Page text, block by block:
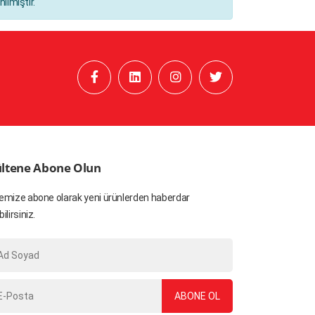
Abone Olun
abone olarak yeni ürünlerden haberdar
ABONE OL